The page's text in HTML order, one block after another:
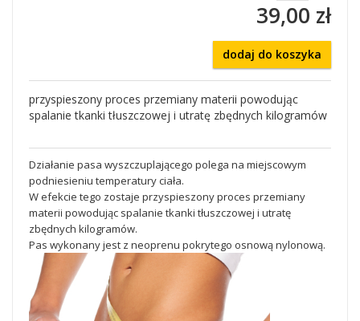
39,00 zł
dodaj do koszyka
przyspieszony proces przemiany materii powodując
spalanie tkanki tłuszczowej i utratę zbędnych kilogramów
Działanie pasa wyszczuplającego polega na miejscowym
podniesieniu temperatury ciała.
W efekcie tego zostaje przyspieszony proces przemiany
materii powodując spalanie tkanki tłuszczowej i utratę
zbędnych kilogramów.
Pas wykonany jest z neoprenu pokrytego osnową nylonową.